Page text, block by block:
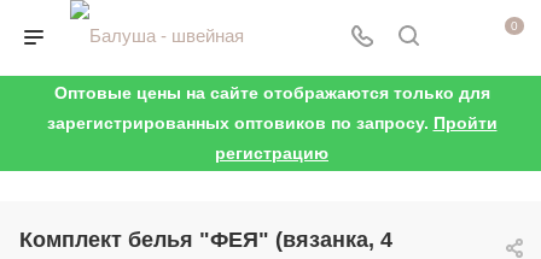
0
Оптовые цены на сайте отображаются только для
зарегистрированных оптовиков по запросу. Пройти
регистрацию
Комплект белья "ФЕЯ" (вязанка, 4